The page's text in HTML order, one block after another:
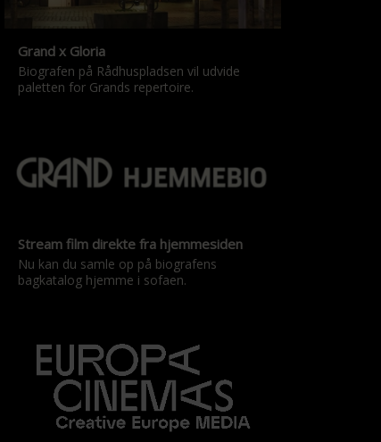
Grand x Gloria
Biografen på Rådhuspladsen vil udvide
paletten for Grands repertoire.
Stream film direkte fra hjemmesiden
Nu kan du samle op på biografens
bagkatalog hjemme i sofaen.